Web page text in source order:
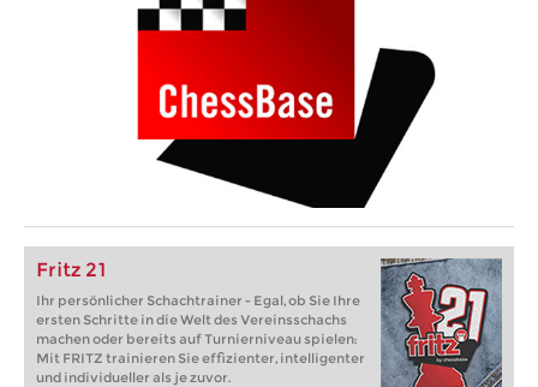
Fritz 21
Ihr persönlicher Schachtrainer - Egal, ob Sie Ihre
ersten Schritte in die Welt des Vereinsschachs
machen oder bereits auf Turnierniveau spielen:
Mit FRITZ trainieren Sie effizienter, intelligenter
und individueller als je zuvor.